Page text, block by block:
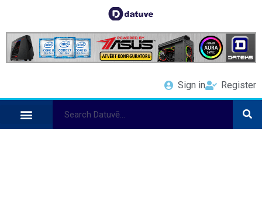
Sign in Register